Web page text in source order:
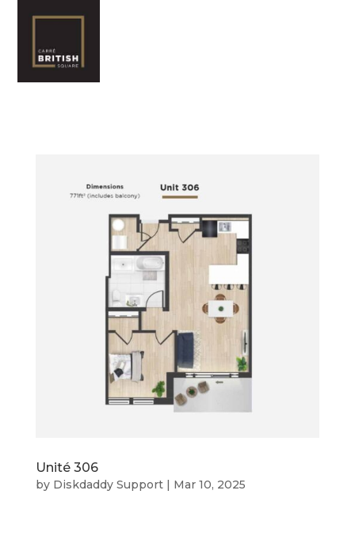
Unité 306
by Diskdaddy Support| Mar 10, 2025